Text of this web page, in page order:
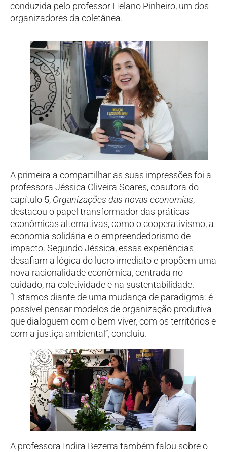
conduzida pelo professor Helano Pinheiro, um dos
organizadores da coletânea.
A primeira a compartilhar as suas impressões foi a
professora Jéssica Oliveira Soares, coautora do
capítulo 5, Organizações das novas economias,
destacou o papel transformador das práticas
econômicas alternativas, como o cooperativismo, a
economia solidária e o empreendedorismo de
impacto. Segundo Jéssica, essas experiências
desafiam a lógica do lucro imediato e propõem uma
nova racionalidade econômica, centrada no
cuidado, na coletividade e na sustentabilidade.
“Estamos diante de uma mudança de paradigma: é
possível pensar modelos de organização produtiva
que dialoguem com o bem viver, com os territórios e
com a justiça ambiental”, concluiu.
A professora Indira Bezerra também falou sobre o